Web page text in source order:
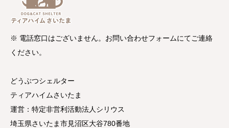
※ 電話窓口はございません。お問い合わせフォームにてご連絡
ください。
どうぶつシェルター
ティアハイムさいたま
運営：特定非営利活動法人シリウス
埼玉県さいたま市見沼区大谷780番地